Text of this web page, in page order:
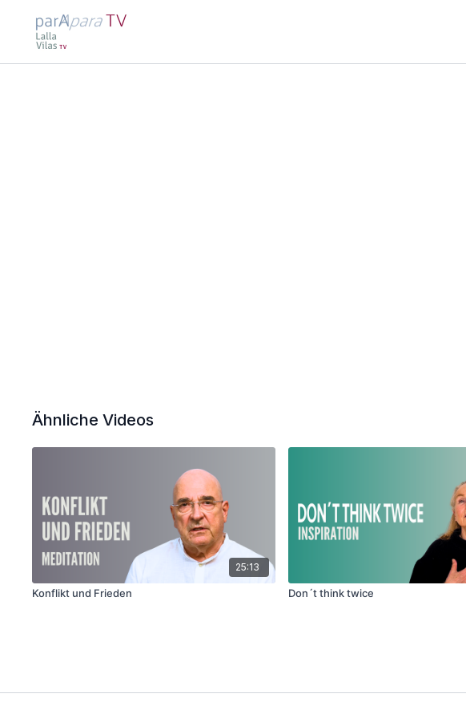
Ähnliche Videos
25:13
Konflikt und Frieden Don´t think twice